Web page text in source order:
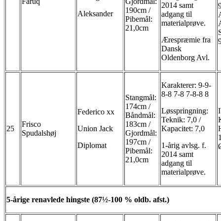
Aleksander
190cm /
Pibemål:
21,0cm
2014 samt
adgang til
materialprøve.
Ærespræmie fra
Dansk
Oldenborg Avl.
25
Frisco
Spudalshøj
Federico xx
Union Jack
Diplomat
Stangmål:
174cm /
Båndmål:
183cm /
Gjordmål:
197cm /
Pibemål:
21,0cm
Karakterer: 9-9-
8-8 7-8 7-8-8 8
Løsspringning:
Teknik: 7,0 /
Kapacitet: 7,0
1-årig avlsg. f.
2014 samt
adgang til
materialprøve.
5-årige renavlede hingste (87½-100 % oldb. afst.)